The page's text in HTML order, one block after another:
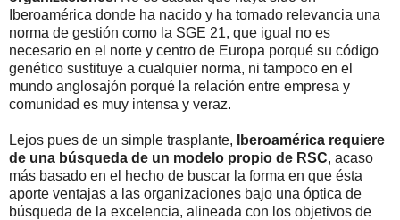
Iberoamérica donde ha nacido y ha tomado relevancia una
norma de gestión como la SGE 21, que igual no es
necesario en el norte y centro de Europa porqué su código
genético sustituye a cualquier norma, ni tampoco en el
mundo anglosajón porqué la relación entre empresa y
comunidad es muy intensa y veraz.
Lejos pues de un simple trasplante,
Iberoamérica requiere
de una búsqueda de un modelo propio de RSC, acaso
más basado en el hecho de buscar la forma en que ésta
aporte ventajas a las organizaciones bajo una óptica de
búsqueda de la excelencia, alineada con los objetivos de